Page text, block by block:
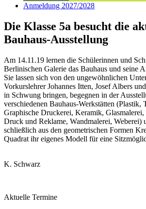
Anmeldung 2027/2028
Die Klasse 5a besucht die
Bauhaus-Ausstellung
Am 14.11.19 lernen die Schülerinnen und
Berlinischen Galerie das Bauhaus und seine
Sie lassen sich von den ungewöhnlichen
Vorkurslehrer Johannes Itten, Josef Albers
in Schwung bringen, begegnen in der
verschiedenen Bauhaus-Werkstätten (Plastik,
Graphische Druckerei, Keramik,
Druck und Reklame, Wandmalerei, Weberei)
schließlich aus den geometrischen Formen
Quadrat ihr eigenes Modell für eine
K. Schwarz
Aktuelle Termine